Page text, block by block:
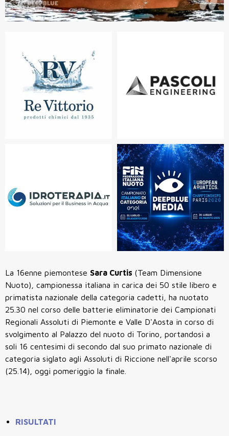
La 16enne piemontese Sara Curtis (Team Dimensione
Nuoto), campionessa italiana in carica dei 50 stile libero e
primatista nazionale della categoria cadetti, ha nuotato
25.30 nel corso delle batterie eliminatorie dei Campionati
Regionali Assoluti di Piemonte e Valle D'Aosta in corso di
svolgimento al Palazzo del nuoto di Torino, portandosi a
soli 16 centesimi di secondo dal suo primato nazionale di
categoria siglato agli Assoluti di Riccione nell'aprile scorso
(25.14), oggi pomeriggio la finale.
RISULTATI